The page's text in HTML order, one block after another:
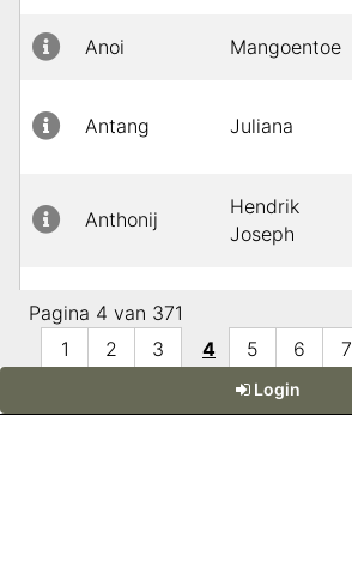
Login
Anoi Mangoentoe
Antang Juliana
Anthonij
Hendrik
Joseph
Anthonijsz
David
Everhard
Pagina 4 van 371
1
2 3 4 5 6 7